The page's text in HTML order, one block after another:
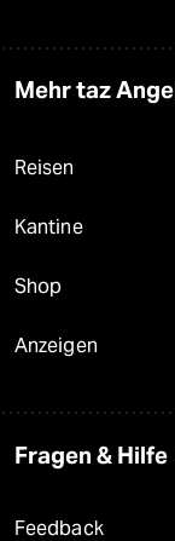
Mehr taz
Reisen
Kantine
Shop
Anzeigen
Fragen & Hilfe
Feedback